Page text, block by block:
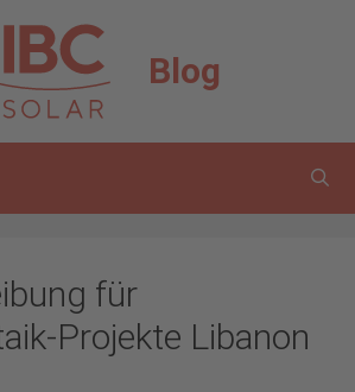
Blog
für
Projekte Libanon